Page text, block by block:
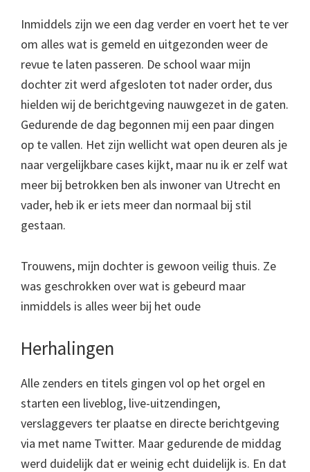
Inmiddels zijn we een dag verder en voert het te ver
om alles wat is gemeld en uitgezonden weer de
revue te laten passeren. De school waar mijn
dochter zit werd afgesloten tot nader order, dus
hielden wij de berichtgeving nauwgezet in de gaten.
Gedurende de dag begonnen mij een paar dingen
op te vallen. Het zijn wellicht wat open deuren als je
naar vergelijkbare cases kijkt, maar nu ik er zelf wat
meer bij betrokken ben als inwoner van Utrecht en
vader, heb ik er iets meer dan normaal bij stil
gestaan.
Trouwens, mijn dochter is gewoon veilig thuis. Ze
was geschrokken over wat is gebeurd maar
inmiddels is alles weer bij het oude
Herhalingen
Alle zenders en titels gingen vol op het orgel en
starten een liveblog, live-uitzendingen,
verslaggevers ter plaatse en directe berichtgeving
via met name Twitter. Maar gedurende de middag
werd duidelijk dat er weinig echt duidelijk is. En dat